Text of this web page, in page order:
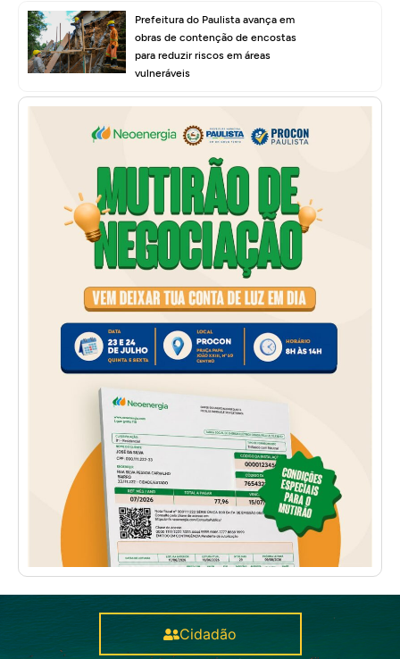
Prefeitura do Paulista avança em
obras de contenção de encostas
para reduzir riscos em áreas
vulneráveis
Cidadão